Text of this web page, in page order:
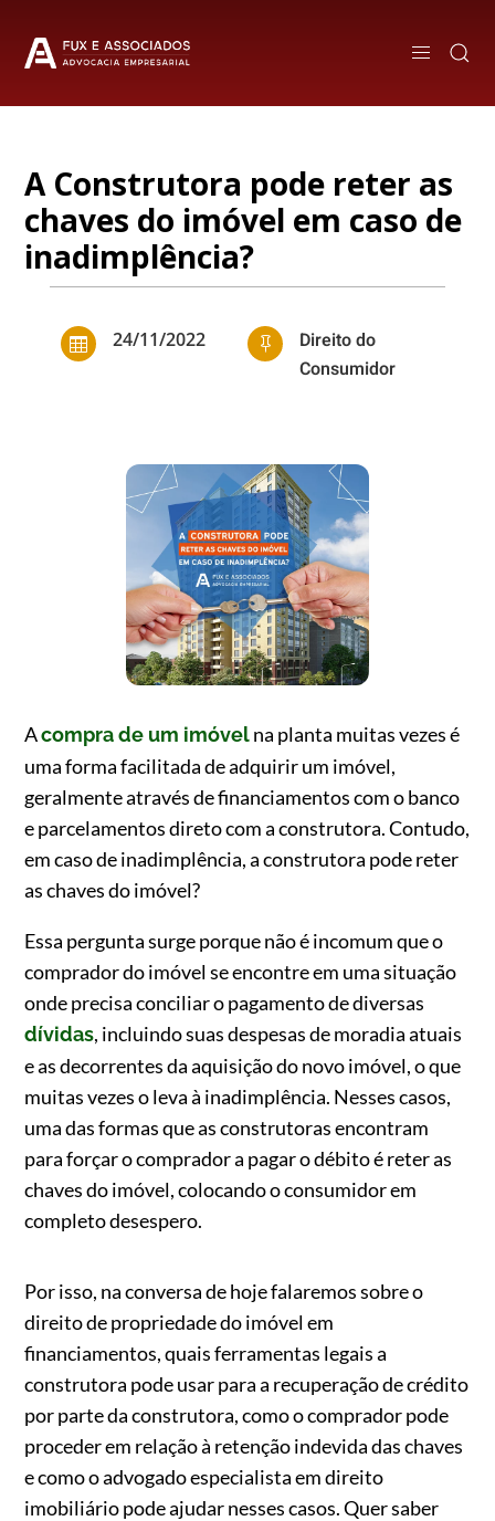
A Construtora pode reter as
chaves do imóvel em caso de
inadimplência?
 24/11/2022 
Direito do
Consumidor
Acompra de um imóvelna planta muitas vezes é
uma forma facilitada de adquirir um imóvel,
geralmente através de financiamentos com o banco
e parcelamentos direto com a construtora. Contudo,
em caso de inadimplência, a construtora pode reter
as chaves do imóvel?
Essa pergunta surge porque não é incomum que o
comprador do imóvel se encontre em uma situação
onde precisa conciliar o pagamento de diversas
dívidas, incluindo suas despesas de moradia atuais
e as decorrentes da aquisição do novo imóvel, o que
muitas vezes o leva à inadimplência. Nesses casos,
uma das formas que as construtoras encontram
para forçar o comprador a pagar o débito é reter as
chaves do imóvel, colocando o consumidor em
completo desespero.
Por isso, na conversa de hoje falaremos sobre o
direito de propriedade do imóvel em
financiamentos, quais ferramentas legais a
construtora pode usar para a recuperação de crédito
por parte da construtora, como o comprador pode
proceder em relação à retenção indevida das chaves
e como o advogado especialista em direito
imobiliário pode ajudar nesses casos. Quer saber